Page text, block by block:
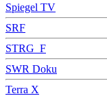
Spiegel TV
SRF
STRG_F
SWR Doku
Terra X